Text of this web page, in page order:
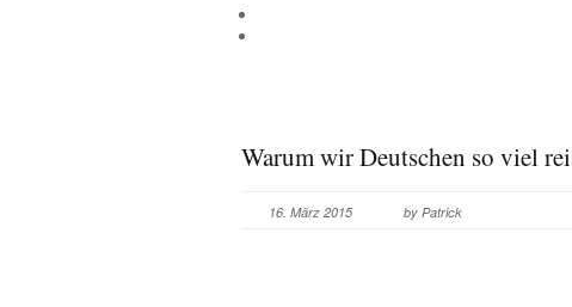
Warum wir Deutschen so viel
16. März 2015 by Patrick